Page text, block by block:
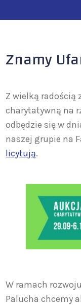
Znamy
Z wielką radością
charytatywną na
odbędzie się w
naszej grupie na
licytują.
W ramach
Palucha chcemy